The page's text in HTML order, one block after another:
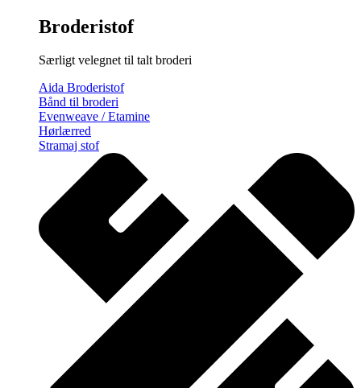
Broderistof
Særligt velegnet til talt broderi
Aida Broderistof
Bånd til broderi
Evenweave / Etamine
Hørlærred
Stramaj stof